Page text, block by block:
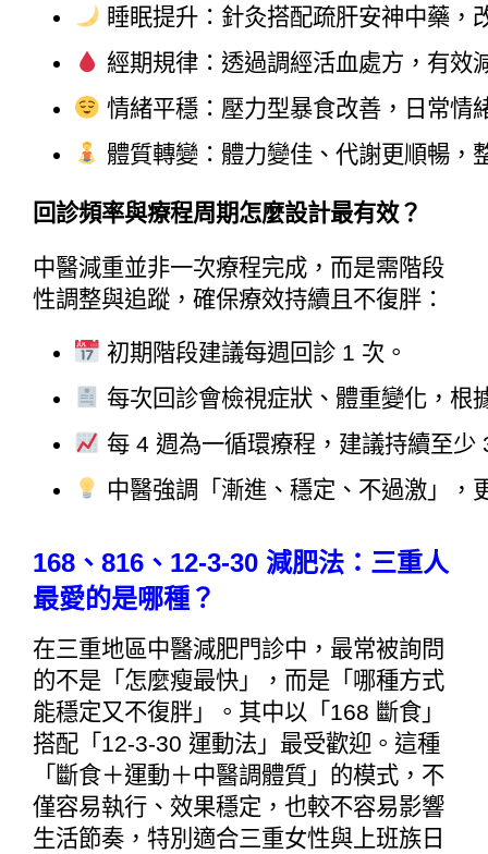
睡眠提升：針灸搭配疏肝安神中藥，
經期規律：透過調經活血處方，有效
情緒平穩：壓力型暴食改善，日常情
體質轉變：體力變佳、代謝更順暢，
回診頻率與療程周期怎麼設計最有效？
中醫減重並非一次療程完成，而是需階段
性調整與追蹤，確保療效持續且不復胖：
初期階段建議每週回診 1 次。
每次回診會檢視症狀、體重變化，根
每 4 週為一循環療程，建議持續至
中醫強調「漸進、穩定、不過激」，
168、816、12-3-30 減肥法：三重人
最愛的是哪種？
在三重地區中醫減肥門診中，最常被詢問
的不是「怎麼瘦最快」，而是「哪種方式
能穩定又不復胖」。其中以「168 斷食」
搭配「12-3-30 運動法」最受歡迎。這種
「斷食＋運動＋中醫調體質」的模式，不
僅容易執行、效果穩定，也較不容易影響
生活節奏，特別適合三重女性與上班族日